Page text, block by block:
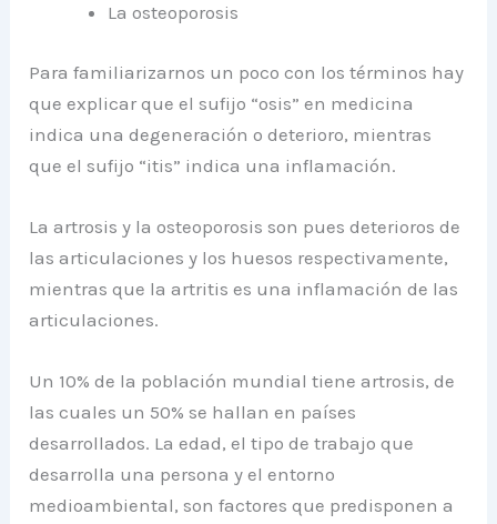
La osteoporosis
Para familiarizarnos un poco con los términos hay
que explicar que el sufijo “osis” en medicina
indica una degeneración o deterioro, mientras
que el sufijo “itis” indica una inflamación.
La artrosis y la osteoporosis son pues deterioros de
las articulaciones y los huesos respectivamente,
mientras que la artritis es una inflamación de las
articulaciones.
Un 10% de la población mundial tiene artrosis, de
las cuales un 50% se hallan en países
desarrollados. La edad, el tipo de trabajo que
desarrolla una persona y el entorno
medioambiental, son factores que predisponen a